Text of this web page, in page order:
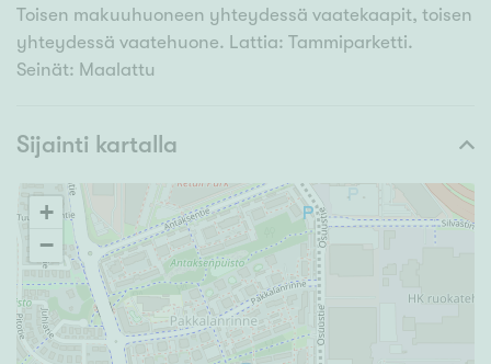
Toisen makuuhuoneen yhteydessä vaatekaapit, toisen
yhteydessä vaatehuone. Lattia: Tammiparketti.
Seinät: Maalattu
Sijainti kartalla
+
−